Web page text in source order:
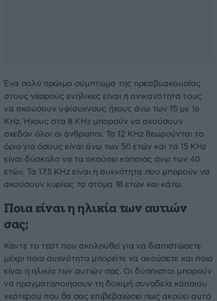
Ένα πολύ πρώιμο σύμπτωμα της πρεσβυακουσίας
στους νεαρούς ενήλικες είναι η ανικανότητα τους
να ακούσουν υψίσυχνους ήχους άνω των 15 με 16
KHz. Ήχους στα 8 KHz μπορούν να ακούσουν
σχεδόν όλοι οι άνθρωποι. Τα 12 KHz θεωρούνται το
όριο για όσους είναι άνω των 50 ετών και τα 15 KHz
είναι δύσκολο να τα ακούσει κάποιος άνω των 40
ετών. Τα 17,5 KHz είναι η συχνότητα που μπορούν να
ακούσουν κυρίως τα άτομα 18 ετών και κάτω.
Ποια είναι η ηλικία των αυτιών
σας;
Κάντε το τεστ που ακολουθεί για να διαπιστώσετε
μέχρι ποια συχνότητα μπορείτε να ακούσετε και ποια
είναι η ηλικία των αυτιών σας. Οι δύσπιστοι μπορούν
να πραγματοποιήσουν τη δοκιμή συνοδεία κάποιου
νεότερου που θα σας επιβεβαιώσει πως ακούει αυτό